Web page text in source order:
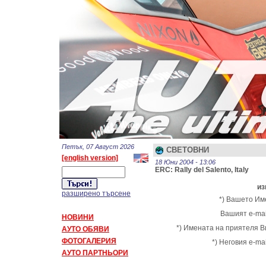
Петък, 07 Август 2026
[english version]
разширено търсене
НОВИНИ
АУТО ОБЯВИ
ФОТОГАЛЕРИЯ
АУТО ПАРТНЬОРИ
СВЕТОВНИ
18 Юни 2004 - 13:06
ERC: Rally del Salento, Italy
*) Вашето
Вашият e-
*) Имената на приятеля
*) Неговия e-